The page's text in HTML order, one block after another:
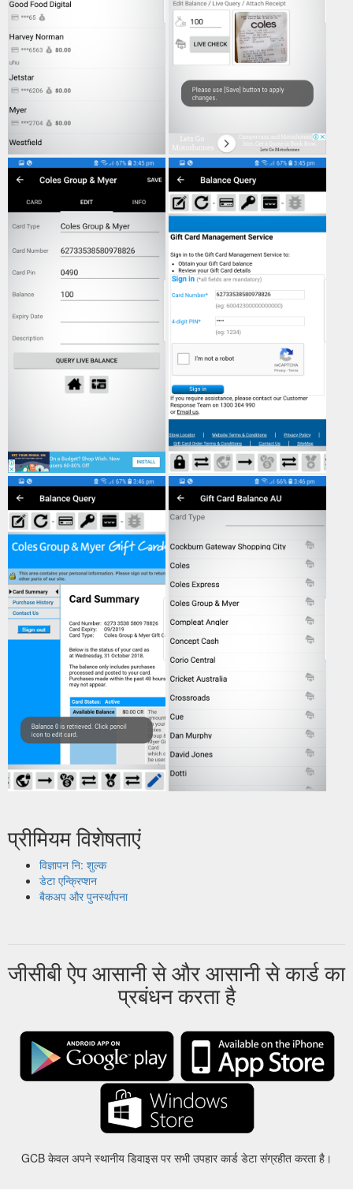
प्रीमियम विशेषताएं
विज्ञापन नि: शुल्क
डेटा एन्क्रिप्शन
बैकअप और पुनर्स्थापना
जीसीबी ऐप आसानी से और आसानी से कार्ड का
प्रबंधन करता है
GCB केवल अपने स्थानीय डिवाइस पर सभी उपहार कार्ड डेटा संग्रहीत करता है।